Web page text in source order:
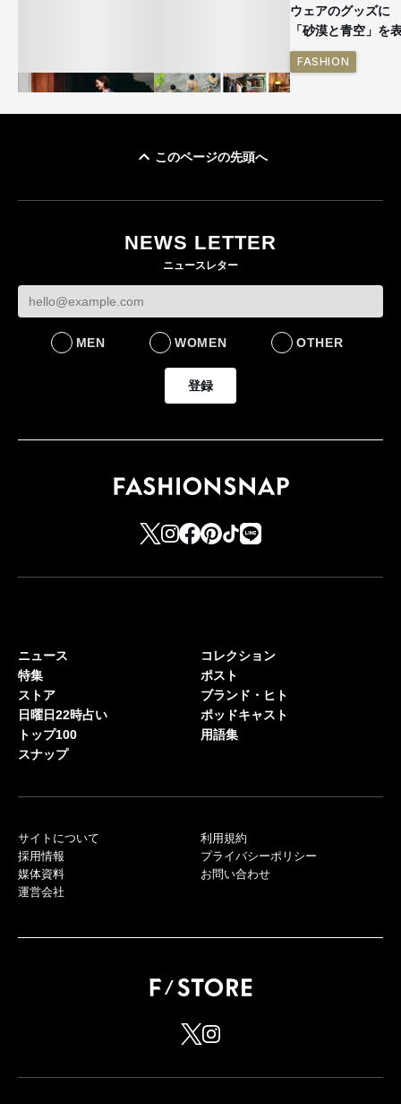
ケットなど7型を発売
FASHION
をラインナップ
LIFESTYLE
ウェアのグッズ
「砂漠と青空」を
FASHION
このページの先頭へ
NEWS LETTER
ニュースレター
MEN WOMEN OTHER
登録
ニュース
特集
ストア
日曜日22時占い
トップ100
スナップ
コレクション
ポスト
ブランド・ヒト
ポッドキャスト
用語集
サイトについて
採用情報
媒体資料
運営会社
利用規約
プライバシーポリシー
お問い合わせ